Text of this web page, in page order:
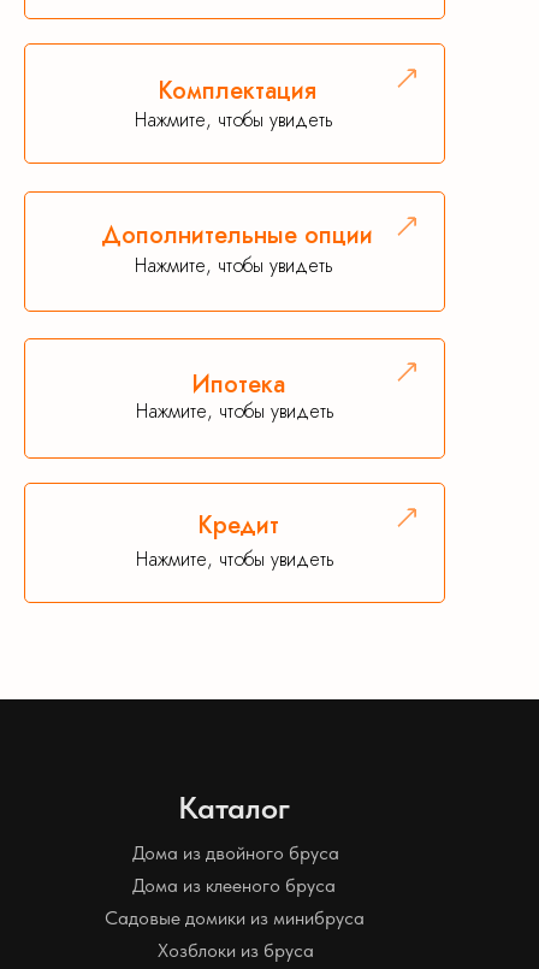
Комплектация
Нажмите, чтобы увидеть
Дополнительные опции
Нажмите, чтобы увидеть
Ипотека
Нажмите, чтобы увидеть
Кредит
Нажмите, чтобы увидеть
Каталог
Дома из двойного бруса
Дома из клееного бруса
Садовые домики из минибруса
Хозблоки из бруса